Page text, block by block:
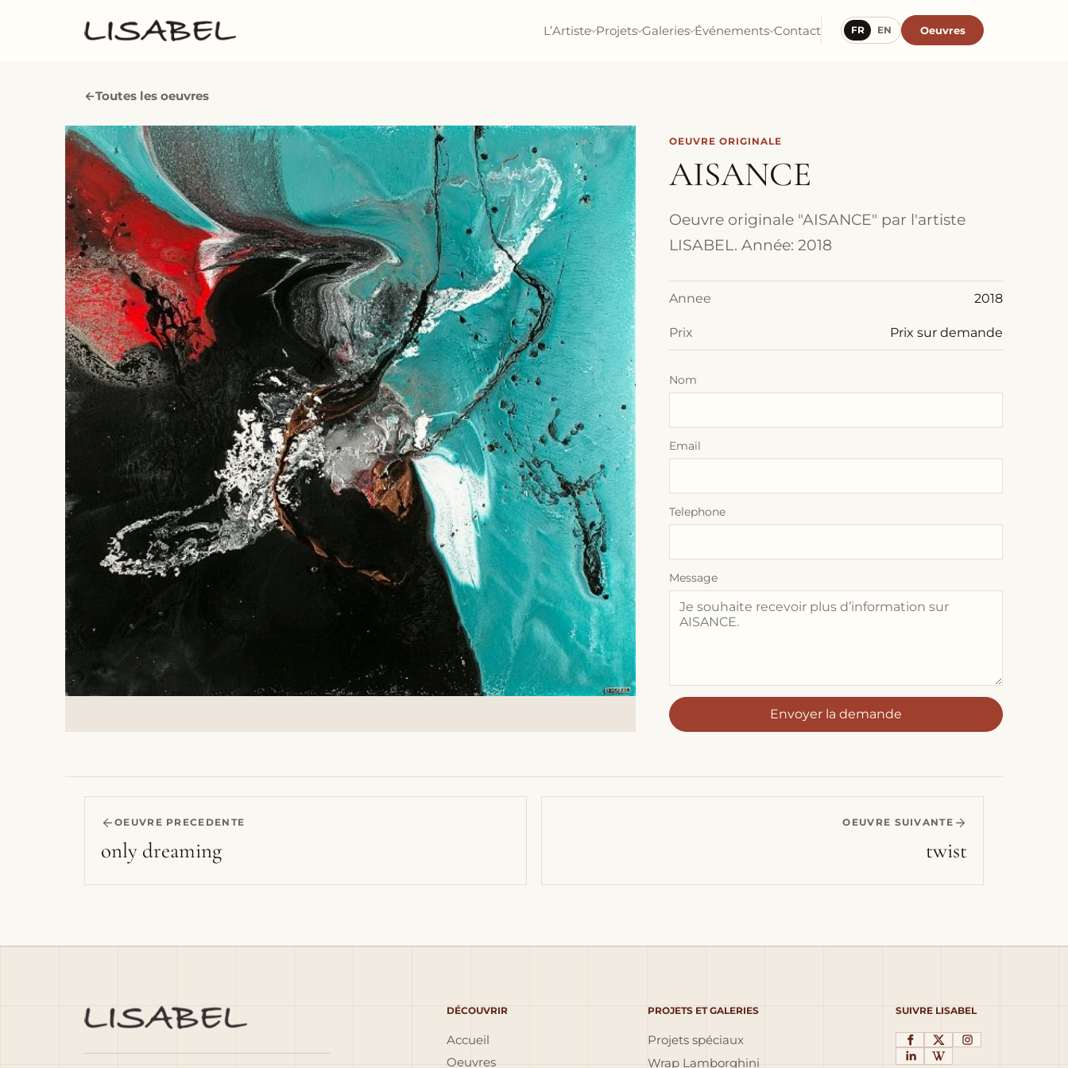
L’Artiste Projets Galeries Événements Contact FR EN Oeuvres
←Toutes les oeuvres
OEUVRE ORIGINALE
AISANCE
Oeuvre originale "AISANCE" par l'artiste
LISABEL. Année: 2018
Annee 2018
Prix Prix sur demande
Nom
Email
Telephone
Message
Envoyer la demande
OEUVRE PRECEDENTE
only dreaming
OEUVRE SUIVANTE
twist
DÉCOUVRIR
Accueil
Oeuvres
PROJETS ET GALERIES
Projets spéciaux
Wrap Lamborghini
SUIVRE LISABEL